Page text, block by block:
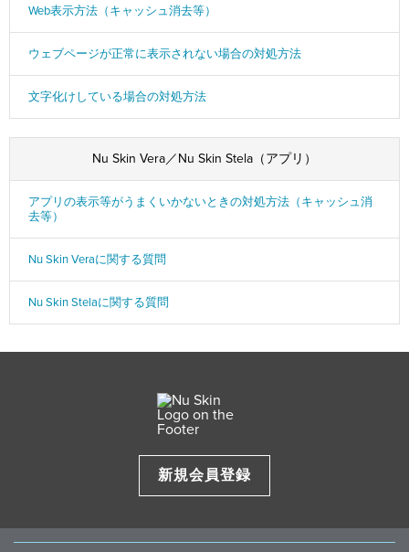
Web表示方法（キャッシュ消去等）
ウェブページが正常に表示されない場合の対処方法
文字化けしている場合の対処方法
Nu Skin Vera／Nu Skin Stela（アプリ）
アプリの表示等がうまくいかないときの対処方法（キャッシュ消
去等）
Nu Skin Veraに関する質問
Nu Skin Stelaに関する質問
新規会員登録